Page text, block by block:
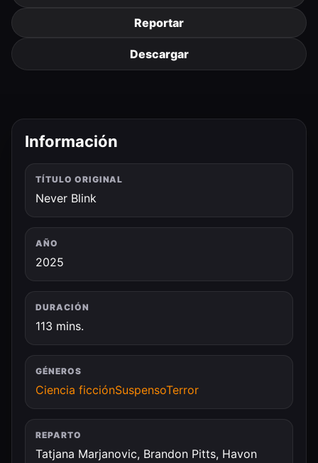
Reportar
Descargar
Información
TÍTULO ORIGINAL
Never Blink
AÑO
2025
DURACIÓN
113 mins.
GÉNEROS
Ciencia ficciónSuspensoTerror
REPARTO
Tatjana Marjanovic, Brandon Pitts, Havon